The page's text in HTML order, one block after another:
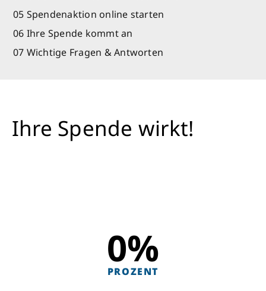
05 Spendenaktion online starten
06 Ihre Spende kommt an
07 Wichtige Fragen & Antworten
Ihre Spende wirkt!
0%
PROZENT